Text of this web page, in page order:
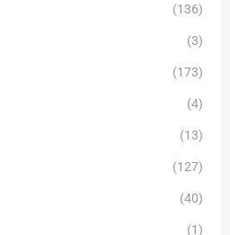
(136)
(3)
(173)
(4)
(13)
(127)
(40)
(1)